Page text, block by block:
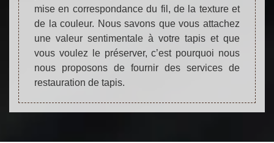
mise en correspondance du fil, de la texture et
de la couleur. Nous savons que vous attachez
une valeur sentimentale à votre tapis et que
vous voulez le préserver, c’est pourquoi nous
nous proposons de fournir des services de
restauration de tapis.